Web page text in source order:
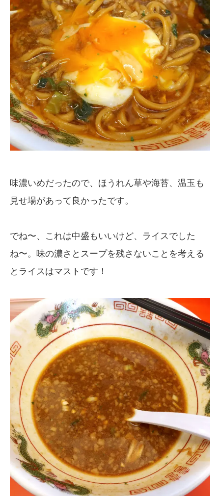
味濃いめだったので、ほうれん草や海苔、温玉も
見せ場があって良かったです。
でね〜、これは中盛もいいけど、ライスでした
ね〜。味の濃さとスープを残さないことを考える
とライスはマストです！